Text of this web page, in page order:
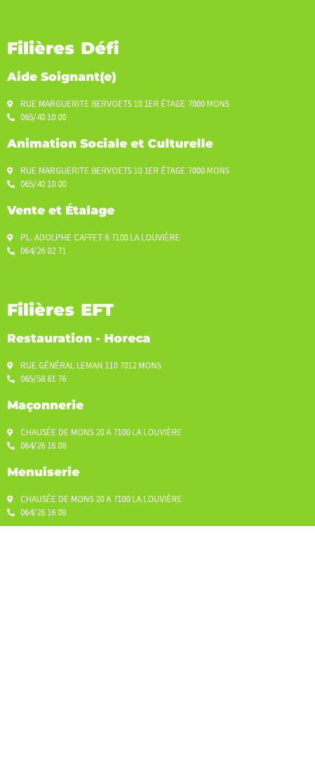
Filières Défi
Aide Soignant(e)
RUE MARGUERITE BERVOETS 10 1ER ÉTAGE 7000 MONS
065/40 10 00
Animation Sociale et Culturelle
RUE MARGUERITE BERVOETS 10 1ER ÉTAGE 7000 MONS
065/40 10 00
Vente et Étalage
PL. ADOLPHE CAFFET 6 7100 LA LOUVIÈRE
064/26 02 71
Filières EFT
Restauration - Horeca
RUE GÉNÉRAL LEMAN 110 7012 MONS
065/58 61 76
Maçonnerie
CHAUSÉE DE MONS 20 A 7100 LA LOUVIÈRE
064/26 16 08
Menuiserie
CHAUSÉE DE MONS 20 A 7100 LA LOUVIÈRE
064/26 16 08